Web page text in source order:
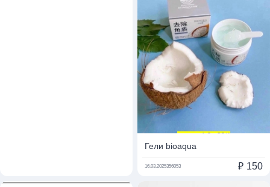
Гели bioaqua
16.03.2025356053 ₽ 150